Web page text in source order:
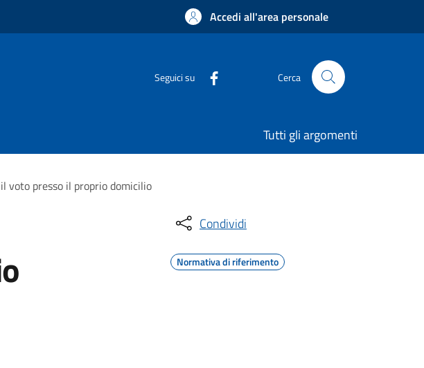
Accedi all'area personale
Seguici su Cerca
Tutti gli argomenti
voto presso il proprio domicilio
Condividi
Normativa di riferimento